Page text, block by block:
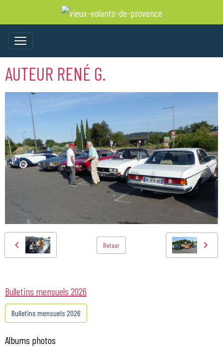
AUTEUR RENÉ G.
Retour
Bulletins mensuels 2026
Bulletins mensuels 2026
Albums photos